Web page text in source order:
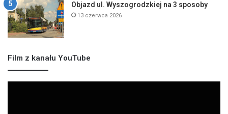
Objazd ul. Wyszogrodzkiej na 3 sposoby
13 czerwca 2026
Film z kanału YouTube